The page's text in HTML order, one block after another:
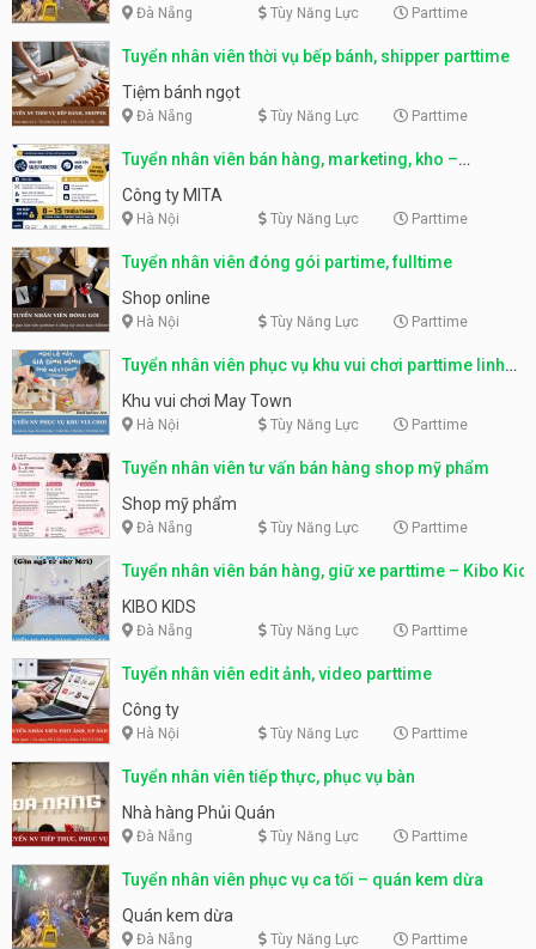
Đà Nẵng Tùy Năng Lực Parttime
Tuyển nhân viên thời vụ bếp bánh, shipper parttime
Tiệm bánh ngọt
Đà Nẵng Tùy Năng Lực Parttime
Tuyển nhân viên bán hàng, marketing, kho –
parttime, fulltime
Công ty MITA
Hà Nội Tùy Năng Lực Parttime
Tuyển nhân viên đóng gói partime, fulltime
Shop online
Hà Nội Tùy Năng Lực Parttime
Tuyển nhân viên phục vụ khu vui chơi parttime linh
động
Khu vui chơi May Town
Hà Nội Tùy Năng Lực Parttime
Tuyển nhân viên tư vấn bán hàng shop mỹ phẩm
Shop mỹ phẩm
Đà Nẵng Tùy Năng Lực Parttime
Tuyển nhân viên bán hàng, giữ xe parttime – Kibo Kid
KIBO KIDS
Đà Nẵng Tùy Năng Lực Parttime
Tuyển nhân viên edit ảnh, video parttime
Công ty
Hà Nội Tùy Năng Lực Parttime
Tuyển nhân viên tiếp thực, phục vụ bàn
Nhà hàng Phủi Quán
Đà Nẵng Tùy Năng Lực Parttime
Tuyển nhân viên phục vụ ca tối – quán kem dừa
Quán kem dừa
Đà Nẵng Tùy Năng Lực Parttime